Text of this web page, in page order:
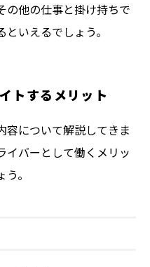
の他の仕事と掛け持ちで
いえるでしょう。
トするメリット
容について解説してきま
イバーとして働くメリッ
。